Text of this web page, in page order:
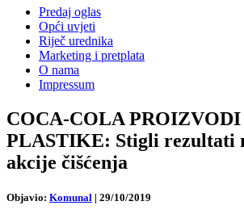
Predaj oglas
Opći uvjeti
Riječ urednika
Marketing i pretplata
O nama
Impressum
COCA-COLA
PLASTIKE: Stigli rezultati
akcije čišćenja
Objavio: Komunal | 29/10/2019